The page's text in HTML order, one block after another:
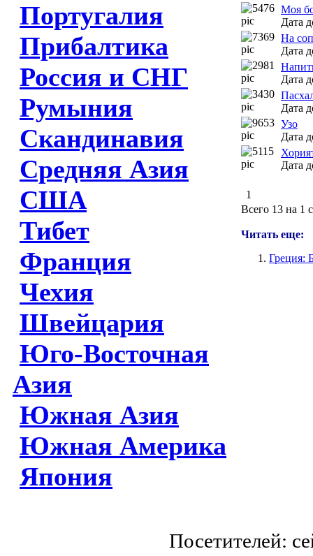
Португалия
Прибалтика
Россия и СНГ
Румыния
Скандинавия
Средняя Азия
США
Тибет
Франция
Чехия
Швейцария
Юго-Восточная
Азия
Южная Азия
Южная Америка
Япония
Моя
Дата
На
Дата
Дата
Дата
Узо
Дата
Дата
1
Всего 13 на 1
Читать еще:
Греция:
Посетителей: